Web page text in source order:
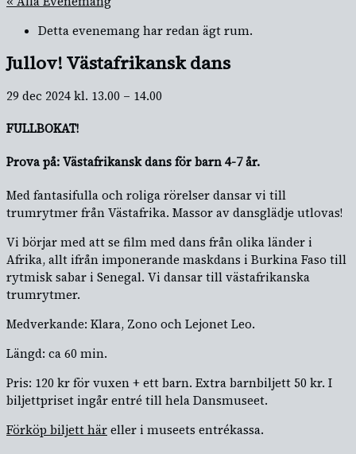
Detta evenemang har redan ägt rum.
Jullov! Västafrikansk dans
29 dec 2024kl. 13.00 – 14.00
FULLBOKAT!
Prova på: Västafrikansk dans för barn 4-7 år.
Med fantasifulla och roliga rörelser dansar vi till
trumrytmer från Västafrika. Massor av dansglädje utlovas!
Vi börjar med att se film med dans från olika länder i
Afrika, allt ifrån imponerande maskdans i Burkina Faso till
rytmisk sabar i Senegal. Vi dansar till västafrikanska
trumrytmer.
Medverkande: Klara, Zono och Lejonet Leo.
Längd: ca 60 min.
Pris: 120 kr för vuxen + ett barn. Extra barnbiljett 50 kr. I
biljettpriset ingår entré till hela Dansmuseet.
Förköp biljett häreller i museets entrékassa.